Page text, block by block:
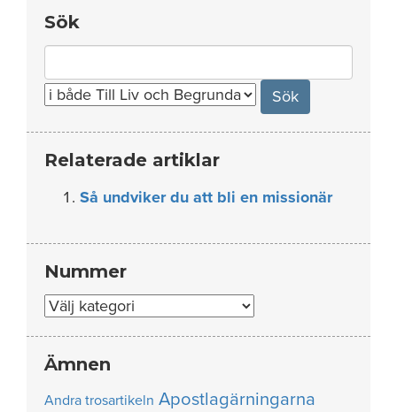
Sök
for:
Relaterade artiklar
Så undviker du att bli en missionär
Nummer
Nummer
Ämnen
Andra trosartikeln Apostlagärningarna